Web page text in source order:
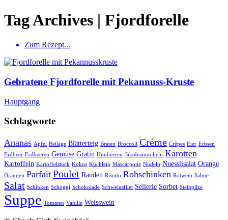
Tag Archives | Fjordforelle
Zum Rezept...
Gebratene Fjordforelle mit Pekannuss-Kruste
Hauptgang
Schlagworte
Ananas Apfel Beilage Blätterteig Braten Broccoli Créme Crêpes Eier Erbsen
Erdbeer Erdbeeren Gemüse Gratin Himbeeren Jakobsmuscheln Karotten
Kartoffeln Kartoffelstock Kokos Küchlein Mascarpone Nudeln Nuesslisalat Orange
Orangen Parfait Poulet Randen Risotto Rohschinken Rotwein Sahne
Salat Schinken Schoggi Schokolade Schweinsfilet Sellerie Sorbet Steinpilze
Suppe Tomaten Vanille Weisswein